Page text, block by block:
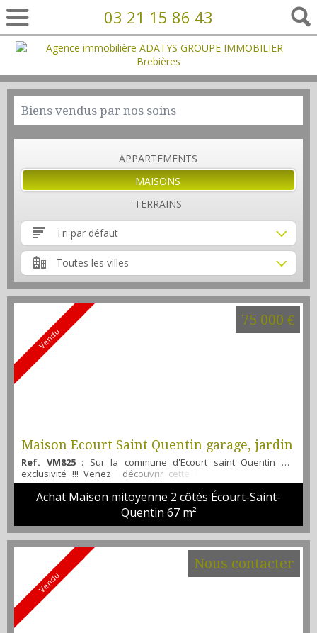
03 21 15 86 43
Biens vendus par nos soins
APPARTEMENTS
MAISONS
TERRAINS
Tri par défaut
Toutes les villes
Vendu
Maison Ecourt Saint Quentin garage, jardin
Ref. VM825: Sur la commune d'Ecourt saint Quentin en
exclusivité !!! Venez découvrir cette maison offrant : Une
entrée, une cuisine équipée, une salle d'eau avec WC, Un
séjour et un salon. A l'étage : 1 chambre et des combles
aménageables facilement possibilité de deuxième chambre.
Pour l'extérieur un garage et jardin non attenant Idéal pour
une première acquisition ou investisseur Poss...
Achat Maison mitoyenne 2 côtés Écourt-Saint-
Quentin 67 m²
75 000 €
Vendu
Nous contacter